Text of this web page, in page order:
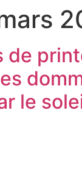
de
le